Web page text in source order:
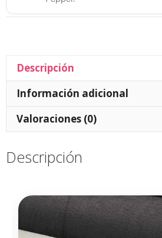
Descripción
Información adicional
Valoraciones (0)
Descripción